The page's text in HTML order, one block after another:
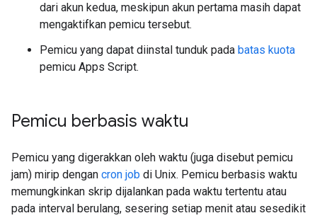
dari akun kedua, meskipun akun pertama masih dapat
mengaktifkan pemicu tersebut.
Pemicu yang dapat diinstal tunduk pada batas kuota
pemicu Apps Script.
Pemicu berbasis waktu
Pemicu yang digerakkan oleh waktu (juga disebut pemicu
jam) mirip dengan cron job di Unix. Pemicu berbasis waktu
memungkinkan skrip dijalankan pada waktu tertentu atau
pada interval berulang, sesering setiap menit atau sesedikit